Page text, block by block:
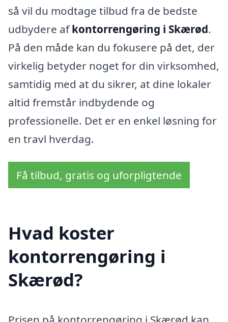
så vil du modtage tilbud fra de bedste
udbydere afkontorrengøring i Skærød.
På den måde kan du fokusere på det, der
virkelig betyder noget for din virksomhed,
samtidig med at du sikrer, at dine lokaler
altid fremstår indbydende og
professionelle. Det er en enkel løsning for
en travl hverdag.
Få tilbud, gratis og uforpligtende
Hvad koster
kontorrengøring i
Skærød?